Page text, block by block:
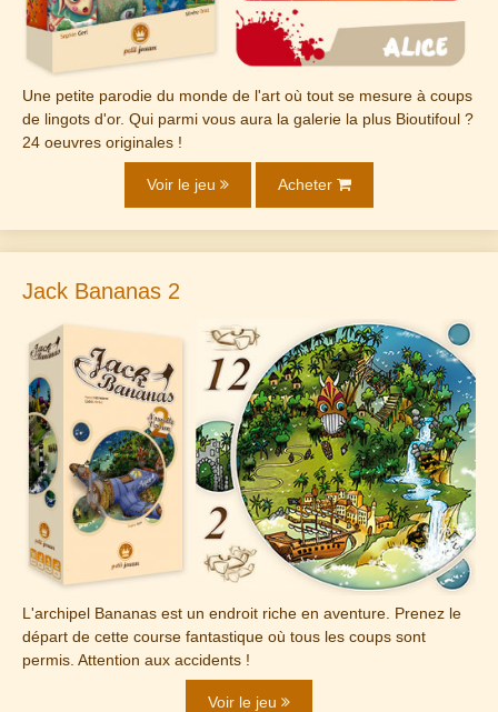
Une petite parodie du monde de l'art où tout se mesure à coups
de lingots d'or. Qui parmi vous aura la galerie la plus Bioutifoul ?
24 oeuvres originales !
Voir le jeu Acheter
Jack Bananas 2
L'archipel Bananas est un endroit riche en aventure. Prenez le
départ de cette course fantastique où tous les coups sont
permis. Attention aux accidents !
Voir le jeu